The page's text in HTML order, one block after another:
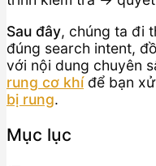
Sau đây, chúng ta đi
đúng search intent,
với nội dung chuyên
rung cơ khíđể bạn
bị rung.
Mục lục